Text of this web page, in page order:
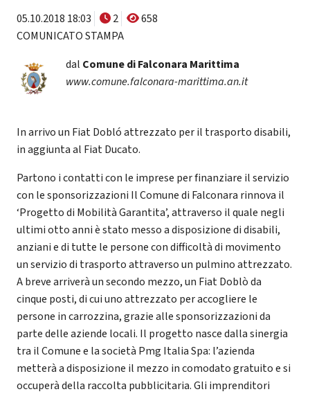
05.10.2018 18:03 2
658
COMUNICATO STAMPA
dal Comune di Falconara Marittima
www.comune.falconara-marittima.an.it
In arrivo un Fiat Dobló attrezzato per il trasporto disabili,
in aggiunta al Fiat Ducato.
Partono i contatti con le imprese per finanziare il servizio
con le sponsorizzazioni Il Comune di Falconara rinnova il
‘Progetto di Mobilità Garantita’, attraverso il quale negli
ultimi otto anni è stato messo a disposizione di disabili,
anziani e di tutte le persone con difficoltà di movimento
un servizio di trasporto attraverso un pulmino attrezzato.
A breve arriverà un secondo mezzo, un Fiat Doblò da
cinque posti, di cui uno attrezzato per accogliere le
persone in carrozzina, grazie alle sponsorizzazioni da
parte delle aziende locali. Il progetto nasce dalla sinergia
tra il Comune e la società Pmg Italia Spa: l’azienda
metterà a disposizione il mezzo in comodato gratuito e si
occuperà della raccolta pubblicitaria. Gli imprenditori